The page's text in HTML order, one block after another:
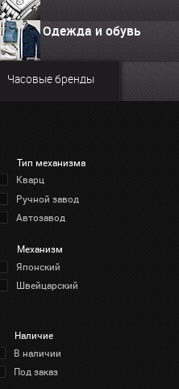
Одежда и обувь
Часовые бренды
Тип механизма
Кварц
Ручной завод
Автозавод
Механизм
Японский
Швейцарский
Наличие
В наличии
Под заказ